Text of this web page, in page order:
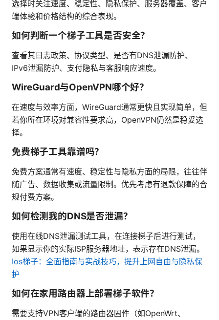
选择时关注速度、稳定性、隐私保护、服务器覆盖、客户
端体验和价格结构的综合表现。
如何判断一个梯子工具是否安全？
查看其日志政策、协议类型、是否有DNS泄漏防护、
IPv6泄漏防护、支付隐私与客服响应速度。
WireGuard与OpenVPN哪个好？
在速度与效率方面，WireGuard通常更快且实现简单，但
若你所在环境对兼容性要求高，OpenVPN仍然是稳妥选
择。
免费梯子工具靠谱吗？
免费方案通常有速度、稳定性与隐私方面的局限，往往伴
随广告、数据收集或流量限制。优先考虑有退款保障的合
规付费方案。
如何检测我的DNS是否泄漏？
使用在线DNS泄漏测试工具，在连接梯子后进行测试，
如果显示你的实际ISP服务器地址，表示存在DNS泄漏。
Ios梯子：全面指南与实战技巧，提升上网自由与隐私保
护
如何在家用路由器上部署梯子软件？
需要支持VPN客户端的路由器固件（如OpenWrt、